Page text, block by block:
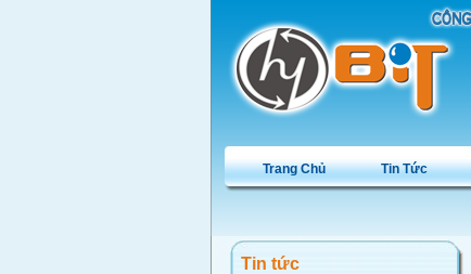
Trang Chủ Tin Tức
Tin tức